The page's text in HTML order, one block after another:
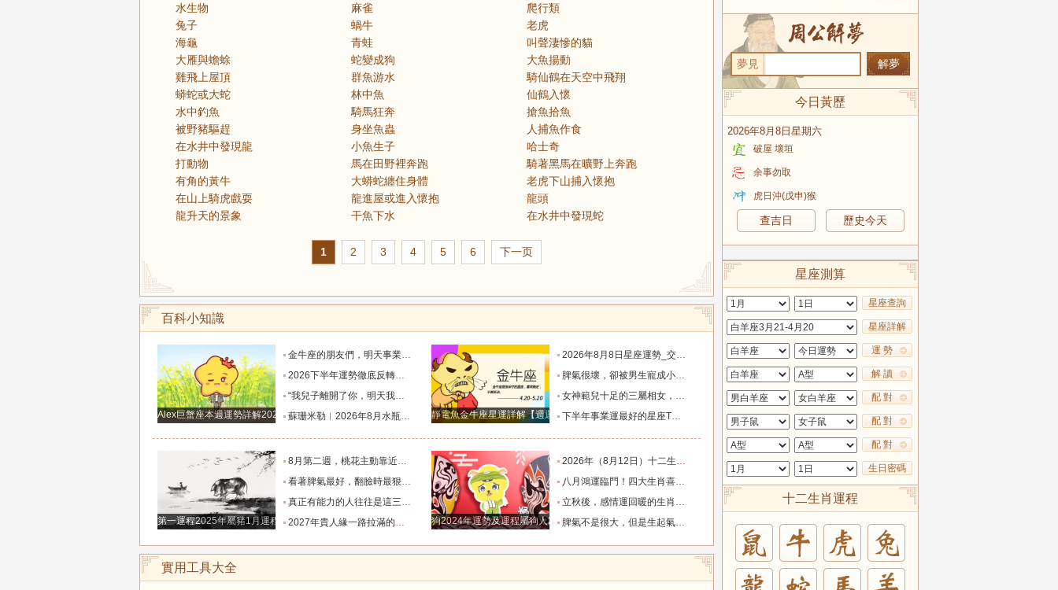
水生物
麻雀
爬行類
兔子
蝸牛
老虎
海龜
青蛙
叫聲淒慘的貓
大雁與蟾蜍
蛇變成狗
大魚揚動
雞飛上屋頂
群魚游水
騎仙鶴在天空中飛翔
蟒蛇或大蛇
林中魚
仙鶴入懷
水中釣魚
騎馬狂奔
搶魚拾魚
被野豬驅趕
身坐魚蟲
人捕魚作食
在水井中發現龍
小魚生子
哈士奇
打動物
馬在田野裡奔跑
騎著黑馬在曠野上奔跑
有角的黃牛
大蟒蛇纏住身體
老虎下山捕入懷抱
在山上騎虎戲耍
龍進屋或進入懷抱
龍頭
龍升天的景象
干魚下水 在水井中發現蛇
1 2 3 4 5 6 下一页
百科小知識
Alex巨蟹座本週運勢詳解2024.12.23-12.29
金牛座的朋友們，明天事業迎來新高峰，不要再默默付出而錯失機會！_工作_宇宙_能量
2026下半年運勢徹底反轉迎來好運的四大星座！舊篇章結束，新的機遇之門敞開_時期_獅子座_重擔
“我兒子離開了你，明天我就能幫他重新找一個好樣的女人！”_伴侶_星座_尋找
蘇珊米勒︱2026年8月水瓶座月度運勢_合作_木星_滿月
靜電魚金牛座星運詳解【週運2024年12月9日-12月15日】
2026年8月8日星座運勢_交易_管理_合作
脾氣很壞，卻被男生寵成小公主的四大星座女，無憂無慮沒煩惱_女生_魅力_所在
女神範兒十足的三屬相女，很受異性的歡迎，人生處處招桃花！_女性_魅力_機遇
下半年事業運最好的星座TOP4_獅子座_木星_天蠍座
第一運程2025年屬豬1月運程解析
8月第二週，桃花主動靠近，遇到值得認識的人的三個星座_雙子座_東西_地方
看著脾氣最好，翻臉時最狠！立秋後這三大星座撕掉偽裝，誰碰底線誰倒黴_金牛座_星象_天秤座
真正有能力的人往往是這三個星座，既能獨立完成也懂得借助團隊_水瓶_協作_一個人
2027年貴人緣一路拉滿的三大生肖！處處有人幫扶，全年順風順水少坎坷_合作_人脈_事業
狗2024年運勢及運程屬狗人2024運勢好嗎
2026年（8月12日）十二生肖最棒運勢播報_龍的_財富_方面
八月鴻運臨門！四大生肖喜事紮堆來襲，下半年一路順風順水到底_避雷_要點_合作
立秋後，感情運回暖的生肖TOP3_單身_放平_申金
脾氣不是很大，但是生起氣來很難哄的五大星座女_女性_情緒_給予
實用工具大全
夢見
今日黃歷
2026年8月8日星期六
破屋 壞垣
余事勿取
虎日沖(戊申)猴
查吉日 歷史今天
星座測算
星座查詢
星座詳解
運 勢
解 讀
配 對
配 對
配 對
生日密碼
十二生肖運程
羊